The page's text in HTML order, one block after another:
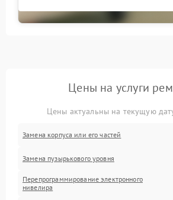
Цены на услуги
Цены актуальны на текущую
Замена корпуса или его частей
Замена пузырькового уровня
Перепрограммирование электронного
нивелира